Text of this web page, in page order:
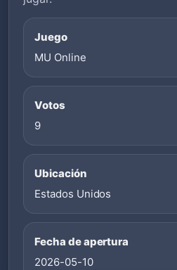
Juego
MU Online
Votos
9
Ubicación
Estados Unidos
Fecha de apertura
2026-05-10